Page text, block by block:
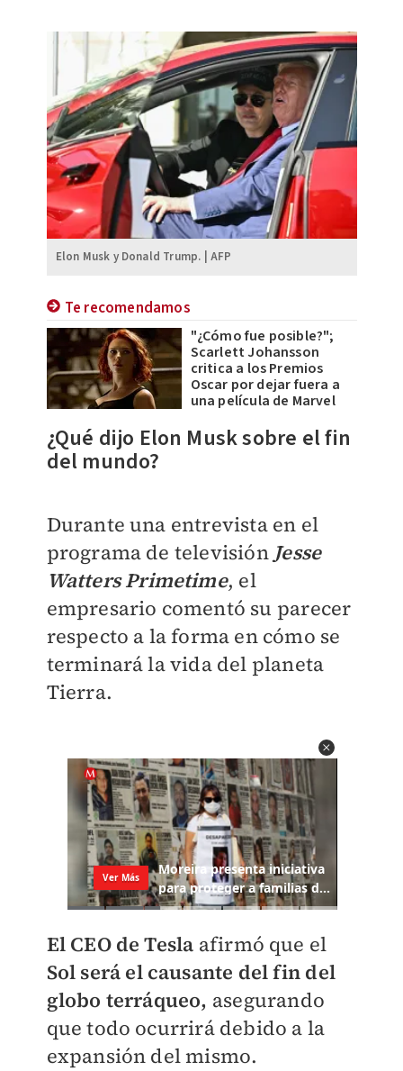
Elon Musk y Donald Trump. | AFP
Te recomendamos
"¿Cómo fue posible?";
Scarlett Johansson
critica a los Premios
Oscar por dejar fuera a
una película de Marvel
¿Qué dijo Elon Musk sobre el fin
del mundo?
Durante una entrevista en el
programa de televisiónJesse
Watters Primetime, el
empresario comentó su parecer
respecto a la forma en cómo se
terminará la vida del planeta
Tierra.
El CEO de Tesla afirmó que el
Sol será el causante del fin del
globo terráqueo, asegurando
que todo ocurrirá debido a la
expansión del mismo.